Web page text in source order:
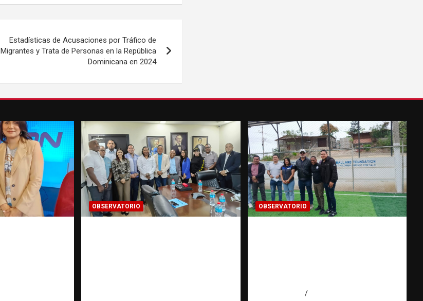
Estadísticas de Acusaciones por Tráfico de
Migrantes y Trata de Personas en la República
Dominicana en 2024
OBSERVATORIO OBSERVATORIO